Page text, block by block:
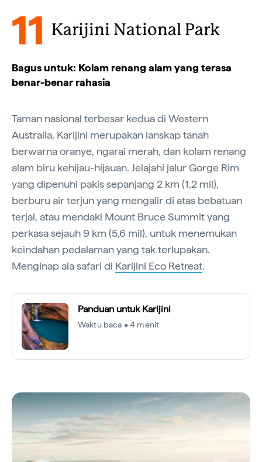
11 Karijini National Park
Bagus untuk: Kolam renang alam yang terasa
benar-benar rahasia
Taman nasional terbesar kedua di Western
Australia, Karijini merupakan lanskap tanah
berwarna oranye, ngarai merah, dan kolam renang
alam biru kehijau-hijauan. Jelajahi jalur Gorge Rim
yang dipenuhi pakis sepanjang 2 km (1,2 mil),
berburu air terjun yang mengalir di atas bebatuan
terjal, atau mendaki Mount Bruce Summit yang
perkasa sejauh 9 km (5,6 mil), untuk menemukan
keindahan pedalaman yang tak terlupakan.
Menginap ala safari di Karijini Eco Retreat.
Panduan untuk Karijini
Waktu baca • 4 menit